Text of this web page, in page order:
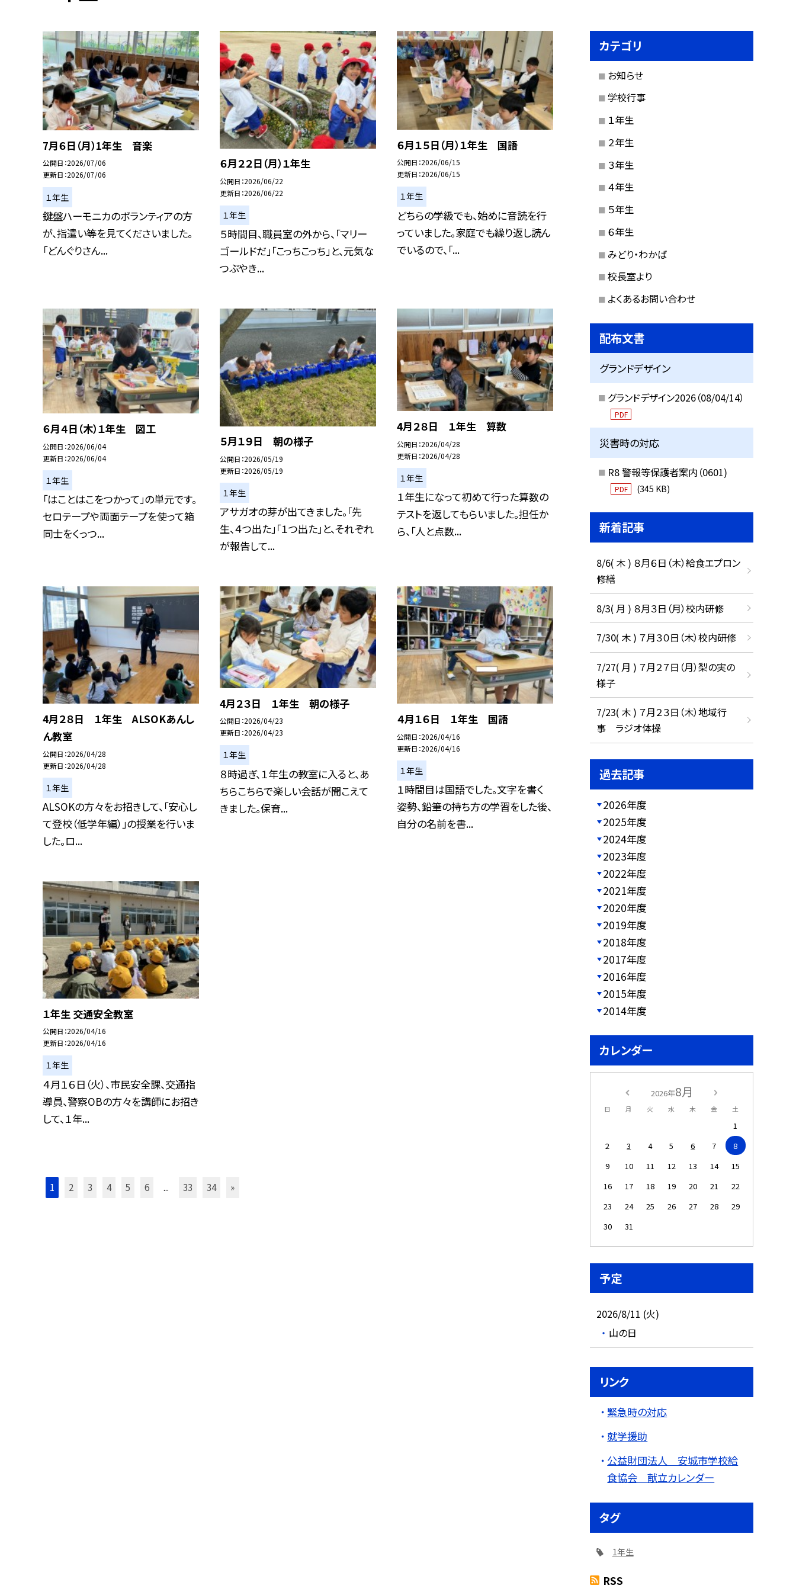
7月６日（月）1年生 音楽
公開日 2026/07/06
更新日 2026/07/06
１年生
鍵盤ハーモニカのボランティアの方
が、指遣い等を見てくださいました。
「どんぐりさん...
６月２２日（月）１年生
公開日 2026/06/22
更新日 2026/06/22
１年生
５時間目、職員室の外から、「マリー
ゴールドだ」「こっちこっち」と、元気な
つぶやき...
６月１５日（月）１年生 国語
公開日 2026/06/15
更新日 2026/06/15
１年生
どちらの学級でも、始めに音読を行
っていました。家庭でも繰り返し読ん
でいるので、「...
６月４日（木）１年生 図工
公開日 2026/06/04
更新日 2026/06/04
１年生
「はことはこをつかって」の単元です。
セロテープや両面テープを使って箱
同士をくっつ...
５月１９日 朝の様子
公開日 2026/05/19
更新日 2026/05/19
１年生
アサガオの芽が出てきました。「先
生、４つ出た」「１つ出た」と、それぞれ
が報告して...
4月２８日 １年生 算数
公開日 2026/04/28
更新日 2026/04/28
１年生
１年生になって初めて行った算数の
テストを返してもらいました。担任か
ら、「人と点数...
4月２８日 １年生 ALSOKあんし
ん教室
公開日 2026/04/28
更新日 2026/04/28
１年生
ALSOKの方々をお招きして、「安心し
て登校（低学年編）」の授業を行いま
した。ロ...
4月２３日 １年生 朝の様子
公開日 2026/04/23
更新日 2026/04/23
１年生
８時過ぎ、１年生の教室に入ると、あ
ちらこちらで楽しい会話が聞こえて
きました。保育...
４月１６日 １年生 国語
公開日 2026/04/16
更新日 2026/04/16
１年生
１時間目は国語でした。文字を書く
姿勢、鉛筆の持ち方の学習をした後、
自分の名前を書...
１年生 交通安全教室
公開日 2026/04/16
更新日 2026/04/16
１年生
４月１６日（火）、市民安全課、交通指
導員、警察OBの方々を講師にお招き
して、１年...
1 2 3 4 5 6 ... 33 34 »
カテゴリ
お知らせ
学校行事
１年生
２年生
３年生
４年生
５年生
６年生
みどり・わかば
校長室より
よくあるお問い合わせ
配布文書
グランドデザイン
グランドデザイン2026（08/04/14）
PDF
災害時の対応
R8 警報等保護者案内（0601)
PDF (345 KB)
新着記事
8/6( 木 ) ８月６日（木）給食エプロン
修繕
8/3( 月 ) ８月３日（月）校内研修
7/30( 木 ) ７月３０日（木）校内研修
7/27( 月 ) ７月２７日（月）梨の実の
様子
7/23( 木 ) ７月２３日（木）地域行
事 ラジオ体操
過去記事
2026年度
2025年度
2024年度
2023年度
2022年度
2021年度
2020年度
2019年度
2018年度
2017年度
2016年度
2015年度
2014年度
カレンダー
2026年8月
日 月 火 水 木 金 土
1
2
3 4 5 6 7
8
9
10 11 12 13 14
15
16
17 18 19 20 21
22
23
24 25 26 27 28
29
30
31
予定
2026/8/11 (火)
山の日
リンク
緊急時の対応
就学援助
公益財団法人 安城市学校給
食協会 献立カレンダー
タグ
1年生
RSS